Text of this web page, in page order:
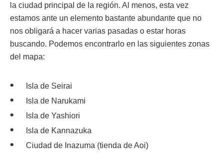
la ciudad principal de la región. Al menos, esta vez
estamos ante un elemento bastante abundante que no
nos obligará a hacer varias pasadas o estar horas
buscando. Podemos encontrarlo en las siguientes zonas
del mapa:
Isla de Seirai
Isla de Narukami
Isla de Yashiori
Isla de Kannazuka
Ciudad de Inazuma (tienda de Aoi)